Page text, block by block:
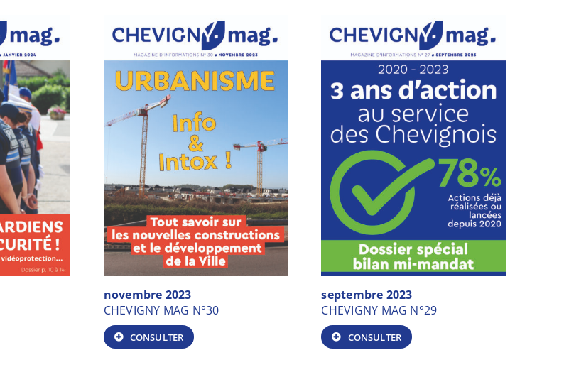
novembre 2023
CHEVIGNY MAG N°30
CONSULTER
septembre 2023
CHEVIGNY MAG N°29
CONSULTER